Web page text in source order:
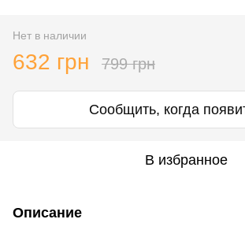
Нет в наличии
632 грн 799 грн
Сообщить, когда
В избранное
Описание